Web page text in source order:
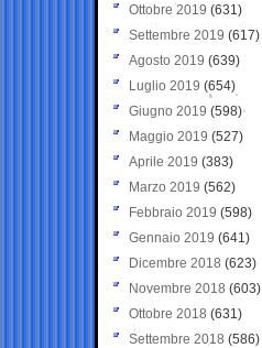
Ottobre 2019 (631)
Settembre 2019 (617)
Agosto 2019 (639)
Luglio 2019 (654)
Giugno 2019 (598)
Maggio 2019 (527)
Aprile 2019 (383)
Marzo 2019 (562)
Febbraio 2019 (598)
Gennaio 2019 (641)
Dicembre 2018 (623)
Novembre 2018 (603)
Ottobre 2018 (631)
Settembre 2018 (586)